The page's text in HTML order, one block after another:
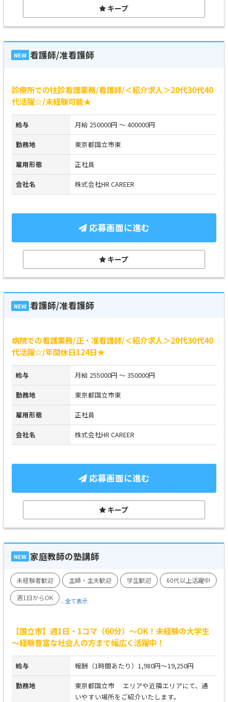
キープ
NEW 看護師/准看護師
診療所での往診看護業務/看護師/＜紹介求人＞20代30代40
代活躍☆/未経験可能★
給与 月給 250000円 ～ 400000円
勤務地 東京都国立市東
雇用形態 正社員
会社名 株式会社HR CAREER
応募画面に進む
キープ
NEW 看護師/准看護師
病院での看護業務/正・准看護師/＜紹介求人＞20代30代40
代活躍☆/年間休日124日★
給与 月給 255000円 ～ 350000円
勤務地 東京都国立市東
雇用形態 正社員
会社名 株式会社HR CAREER
応募画面に進む
キープ
NEW 家庭教師の塾講師
未経験者歓迎 主婦・主夫歓迎 学生歓迎
60代以上活躍中
週1日からOK
...全て表示
【国立市】週1日・1コマ（60分）～OK！未経験の大学生
～経験豊富な社会人の方まで幅広く活躍中！
給与 報酬（1時間あたり）1,980円～19,250円
勤務地
東京都国立市 エリアや近隣エリアにて、通
いやすい場所をご紹介いたします。